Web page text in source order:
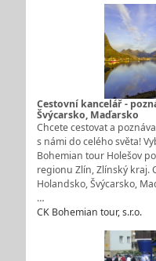
Cestovní kancelář -
Švýcarsko, Maďarsko
Chcete cestovat a
s námi do celého světa!
Bohemian tour Holešov
regionu Zlín, Zlínský kraj.
Holandsko, Švýcarsko,
…
CK Bohemian tour, s.r.o.